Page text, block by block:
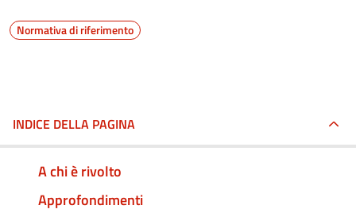
Normativa di riferimento
INDICE DELLA PAGINA
A chi è rivolto
Approfondimenti